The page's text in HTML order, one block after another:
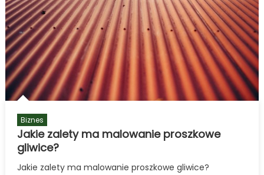
Biznes
Jakie zalety ma malowanie proszkowe
gliwice?
Jakie zalety ma malowanie proszkowe gliwice?